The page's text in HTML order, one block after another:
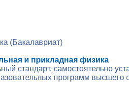
(Бакалавриат)
и прикладная физика
стандарт, самостоятельно
программ высшего